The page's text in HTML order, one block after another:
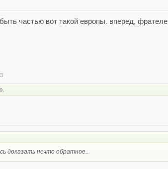
частью вот такой европы. вперед, фрателе
доказать нечто обратное..